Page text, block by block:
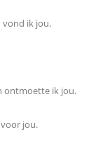
vond ik jou.
ontmoette ik jou.
jou.